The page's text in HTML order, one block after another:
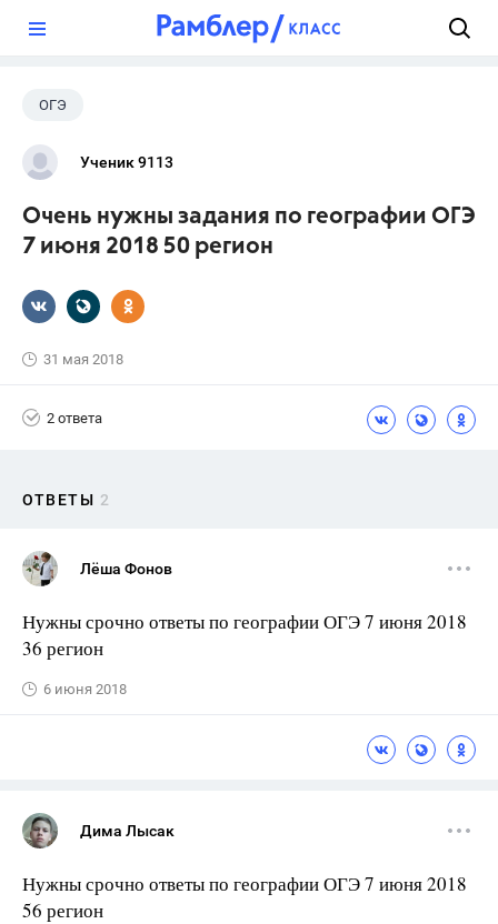
ОГЭ
Ученик 9113
Очень нужны задания по географии ОГЭ
7 июня 2018 50 регион
31 мая 2018
2 ответа
ОТВЕТЫ 2
Лёша Фонов
Нужны срочно ответы по географии ОГЭ 7 июня 2018
36 регион
6 июня 2018
Дима Лысак
Нужны срочно ответы по географии ОГЭ 7 июня 2018
56 регион